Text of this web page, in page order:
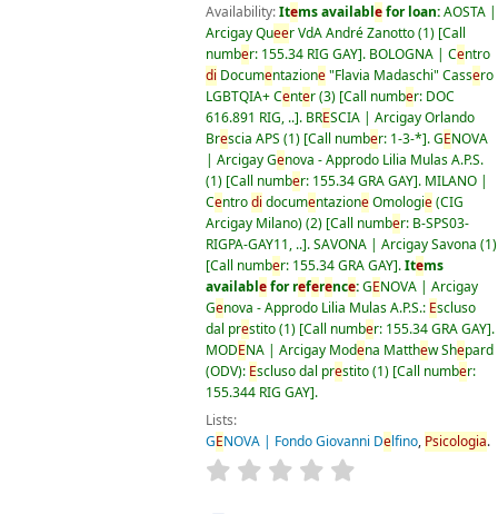
Availability:Items availablefor loan:AOSTA |
Arcigay Queer VdA André Zanotto(1) Call
number: 155.34 RIG GAY . BOLOGNA | Centro
di Documentazione"Flavia Madaschi" Cassero
LGBTQIA+ Center(3) Call number: DOC
616.891 RIG, .. . BRESCIA | Arcigay Orlando
Brescia APS (1) Call number: 1-3-* .GENOVA
| Arcigay Genova - Approdo Lilia Mulas A.P.S.
(1) Call number: 155.34 GRA GAY . MILANO |
Centrodi documentazioneOmologie(CIG
Arcigay Milano)(2) Call number: B-SPS03-
RIGPA-GAY11, .. .SAVONA | Arcigay Savona (1)
Call number: 155.34 GRA GAY .Items
availablefor reference:GENOVA | Arcigay
Genova - Approdo Lilia Mulas A.P.S.: Escluso
dal prestito(1) Call number: 155.34 GRA GAY .
MODENA | Arcigay Modena Matthew Shepard
(ODV): Escluso dal prestito(1) Call number:
155.344 RIG GAY .
Lists:
GENOVA | Fondo Giovanni Delfino, Psicologia.
star rating